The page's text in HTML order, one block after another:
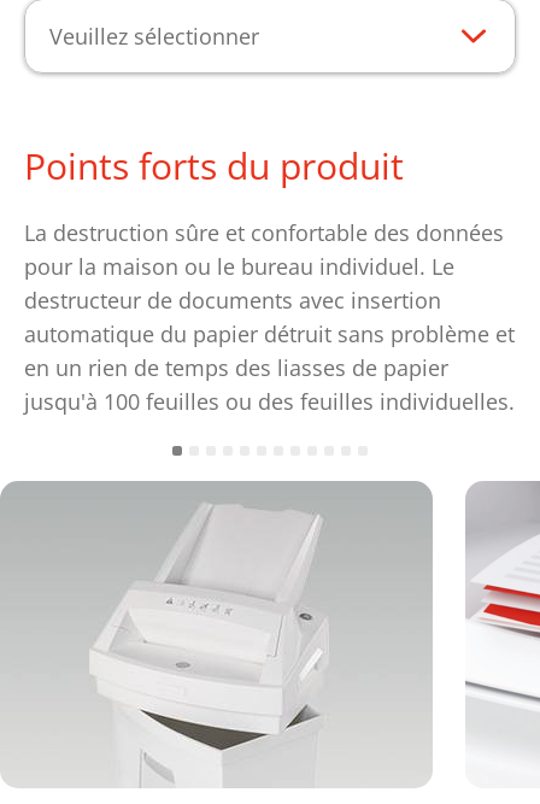
Veuillez sélectionner
Points forts du produit
La destruction sûre et confortable des données
pour la maison ou le bureau individuel. Le
destructeur de documents avec insertion
automatique du papier détruit sans problème et
en un rien de temps des liasses de papier
jusqu'à 100 feuilles ou des feuilles individuelles.